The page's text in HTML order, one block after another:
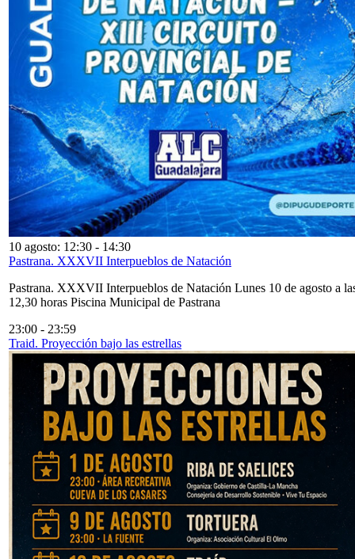
10 agosto: 12:30 - 14:30
Pastrana. XXXVII Interpueblos de Natación
Pastrana. XXXVII Interpueblos de Natación Lunes 10 de agosto a
12,30 horas Piscina Municipal de Pastrana
23:00 - 23:59
Traid. Proyección bajo las estrellas